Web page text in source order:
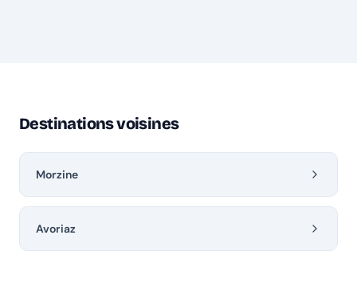
Destinations voisines
Morzine
Avoriaz